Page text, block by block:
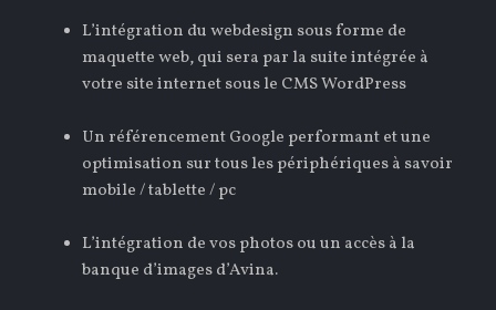
L’intégration du webdesign sous forme de
maquette web, qui sera par la suite intégrée à
votre site internet sous le CMS WordPress
Un référencement Google performant et une
optimisation sur tous les périphériques à savoir
mobile / tablette / pc
L’intégration de vos photos ou un accès à la
banque d’images d’Avina.